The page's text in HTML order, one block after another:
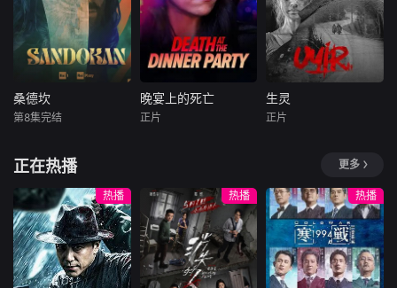
parents, a college
student runs into
her sugar daddy.
化、科技化的光影
语言活化红色记
忆，生动诠释了“艰
苦创业、奋发图
拓创新”的大陈岛垦
荒精神，斩获第五
委托人“无法说出口
的声音”，揭开被隐
藏的真相。
桑德坎
阿莱桑德罗·普莱齐奥西
在婆罗洲，桑多坎
是个过着朝不保夕
生活的海盗：他只
为自己和船员而
战。但当他遇见玛
丽安——英国驻纳
桑德坎
第8集完结
晚宴上的死亡
一名心理学明星学
生在一次教师派对
上死亡后，安德莉
亚·吉布斯和她的儿
子伊桑被卷入了著
名教授艾伦·杰克逊
晚宴上的死亡
正片
生灵
生灵
正片
正在热播 更多
热播 热播 热播